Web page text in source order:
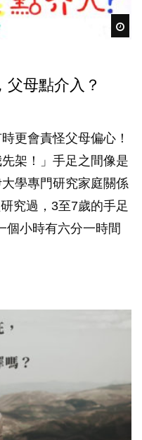
父母點介入？
更會責怪父母偏心！
架！」手足之間像是
學專門研究家庭關係
究過，3至7歲的手足
個小時有六分一時間